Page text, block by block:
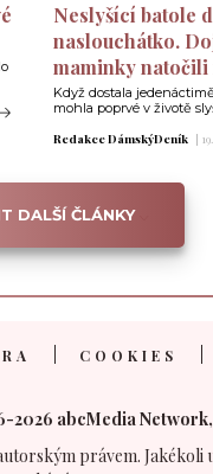
Neslyšící batole
naslouchátko.
maminky natočili
Když dostala
mohla poprvé v životě
Redakce DámskýDeník |
DALŠÍ ČLÁNKY
COOKIES
2026 abcMedia
právem.